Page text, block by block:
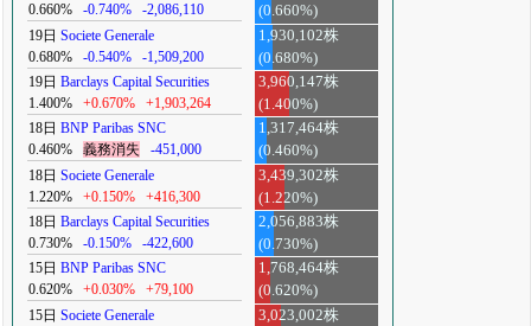
0.660%
-0.740% -2,086,110
(0.660%)
19日 Societe Generale
0.680%
-0.540% -1,509,200
1,930,102株
(0.680%)
19日 Barclays Capital Securities
1.400%
+0.670% +1,903,264
3,960,147株
(1.400%)
18日 BNP Paribas SNC
0.460%
義務消失 -451,000
1,317,464株
(0.460%)
18日 Societe Generale
1.220%
+0.150% +416,300
3,439,302株
(1.220%)
18日 Barclays Capital Securities
0.730%
-0.150% -422,600
2,056,883株
(0.730%)
15日 BNP Paribas SNC
0.620%
+0.030% +79,100
1,768,464株
(0.620%)
15日 Societe Generale
3,023,002株